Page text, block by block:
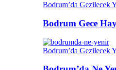
Bodrum’da Gezilecek
Bodrum Gece
Bodrum’da Gezilecek